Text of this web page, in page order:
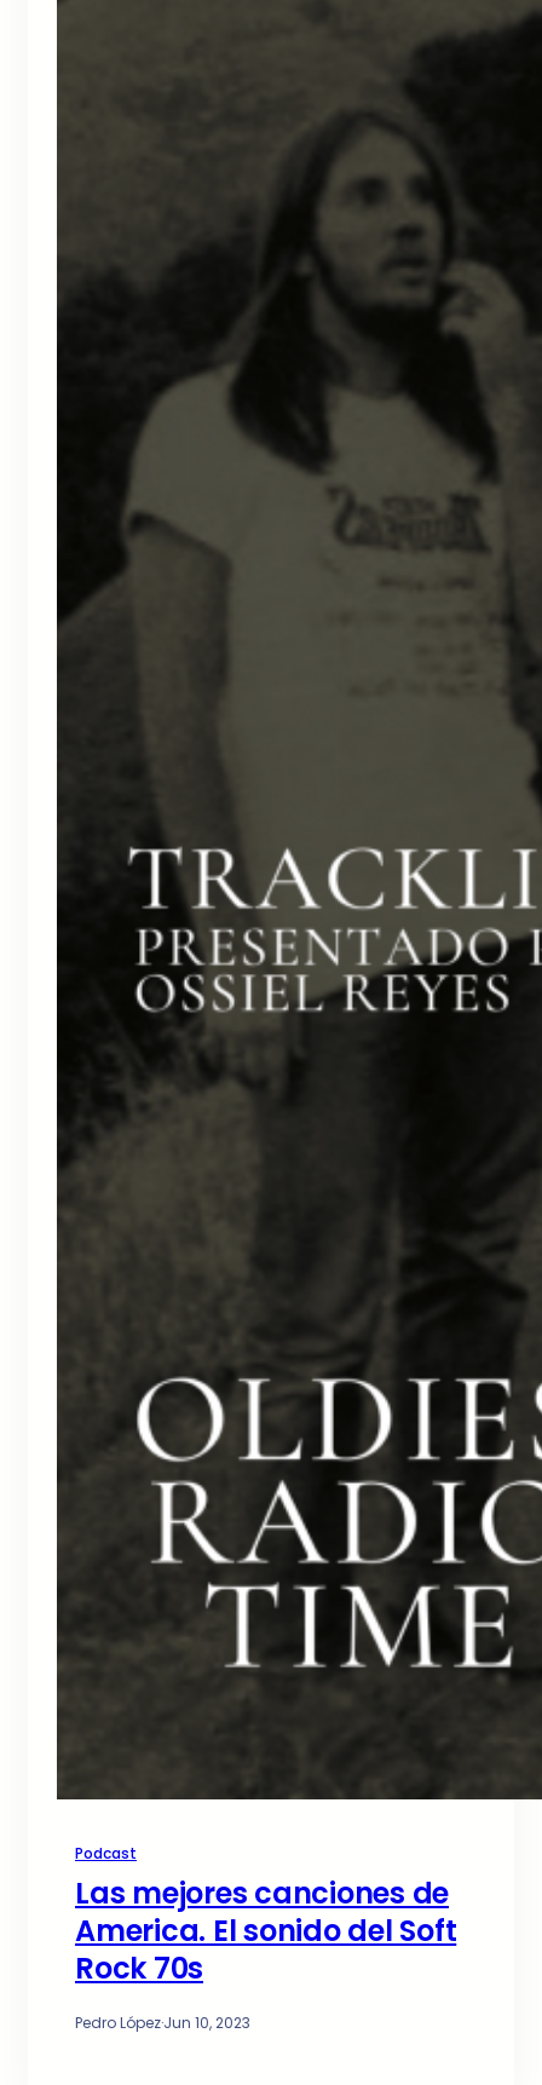
Podcast
Las mejores canciones de
America. El sonido del Soft
Rock 70s
Pedro López·Jun 10, 2023